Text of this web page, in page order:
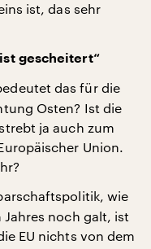
ist, das sehr
gescheitert“
das für die
Osten? Ist die
ja auch zum
Union.
wie
noch galt, ist
EU nichts von dem